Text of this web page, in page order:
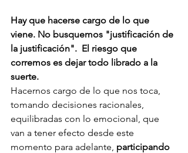
Hay que hacerse cargo de lo que
viene. No busquemos "justificación de
la justificación".  El riesgo que
corremos es dejar todo librado a la
suerte.
Hacernos cargo de lo que nos toca,
tomando decisiones racionales,
equilibradas con lo emocional, que
van a tener efecto desde este
momento para adelante, participando